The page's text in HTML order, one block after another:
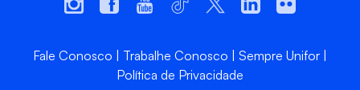
Fale Conosco Trabalhe Conosco
Sempre Unifor
Política de Privacidade